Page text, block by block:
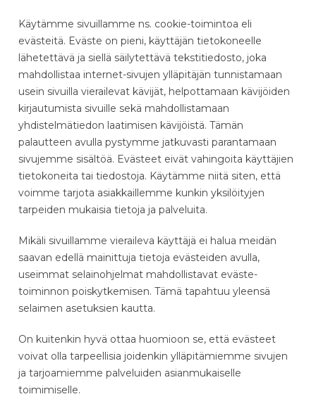
Käytämme sivuillamme ns. cookie-toimintoa eli
evästeitä. Eväste on pieni, käyttäjän tietokoneelle
lähetettävä ja siellä säilytettävä tekstitiedosto, joka
mahdollistaa internet-sivujen ylläpitäjän tunnistamaan
usein sivuilla vierailevat kävijät, helpottamaan kävijöiden
kirjautumista sivuille sekä mahdollistamaan
yhdistelmätiedon laatimisen kävijöistä. Tämän
palautteen avulla pystymme jatkuvasti parantamaan
sivujemme sisältöä. Evästeet eivät vahingoita käyttäjien
tietokoneita tai tiedostoja. Käytämme niitä siten, että
voimme tarjota asiakkaillemme kunkin yksilöityjen
tarpeiden mukaisia tietoja ja palveluita.
Mikäli sivuillamme vieraileva käyttäjä ei halua meidän
saavan edellä mainittuja tietoja evästeiden avulla,
useimmat selainohjelmat mahdollistavat eväste-
toiminnon poiskytkemisen. Tämä tapahtuu yleensä
selaimen asetuksien kautta.
On kuitenkin hyvä ottaa huomioon se, että evästeet
voivat olla tarpeellisia joidenkin ylläpitämiemme sivujen
ja tarjoamiemme palveluiden asianmukaiselle
toimimiselle.